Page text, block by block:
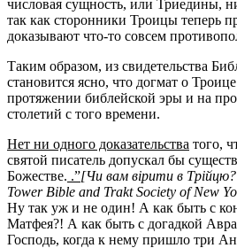
числовая сущность, или Триедины,
так как сторонники Троицы теперь
доказывают что-то совсем
Таким образом, из свидетельства
становится ясно, что догмат о
протяжении библейской эры и на
столетий с того времени.
Нет ни одного доказательства того,
святой писатель допускал бы
Божестве. .”[Чи вам вірити в
Tower Bible and Trakt Society of New
Ну так уж и не один! А как быть с
Матфея?! А как быть с догадкой
Господь, когда к нему пришло три